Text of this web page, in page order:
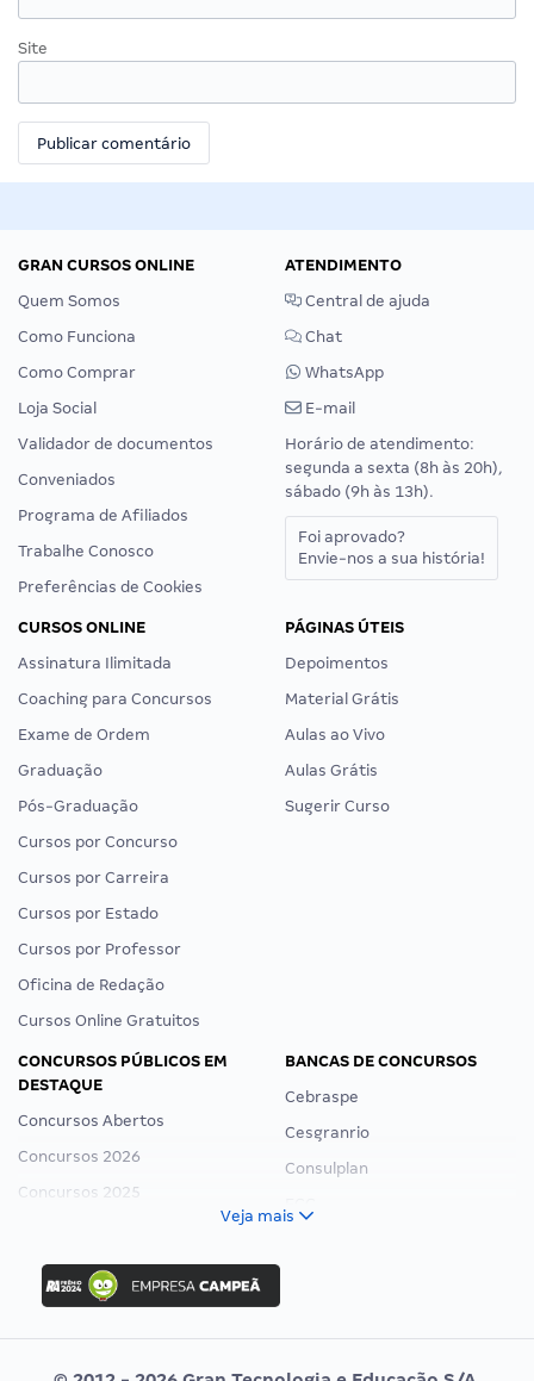
Site
GRAN CURSOS ONLINE
Quem Somos
Como Funciona
Como Comprar
Loja Social
Validador de documentos
Conveniados
Programa de Afiliados
Trabalhe Conosco
Preferências de Cookies
ATENDIMENTO
Central de ajuda
Chat
WhatsApp
E-mail
Horário de atendimento:
segunda a sexta (8h às 20h),
sábado (9h às 13h).
Foi aprovado?
Envie-nos a sua história!
CURSOS ONLINE
Assinatura Ilimitada
Coaching para Concursos
Exame de Ordem
Graduação
Pós-Graduação
Cursos por Concurso
Cursos por Carreira
Cursos por Estado
Cursos por Professor
Oficina de Redação
Cursos Online Gratuitos
PÁGINAS ÚTEIS
Depoimentos
Material Grátis
Aulas ao Vivo
Aulas Grátis
Sugerir Curso
CONCURSOS PÚBLICOS EM
DESTAQUE
Concursos Abertos
Concursos 2026
Concursos 2025
Concurso Ibama
Concurso MPU
Editais publicados
BANCAS DE CONCURSOS
Cebraspe
Cesgranrio
Consulplan
Veja mais